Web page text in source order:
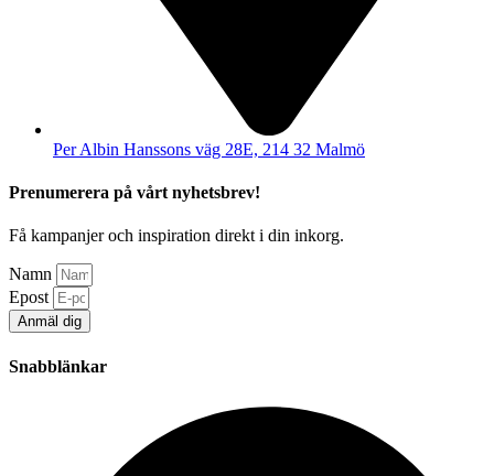
Per Albin Hanssons väg 28E, 214 32 Malmö
Prenumerera på vårt nyhetsbrev!
Få kampanjer och inspiration direkt i din inkorg.
Namn
Epost
Anmäl dig
Snabblänkar